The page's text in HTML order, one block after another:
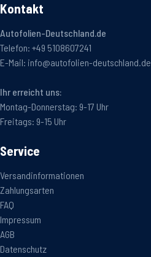
Kontakt
Autofolien-Deutschland.de
Telefon: +49 5108607241
E-Mail: info@autofolien-deutschland.de
Ihr erreicht uns:
Montag-Donnerstag: 9-17 Uhr
Freitags: 9-15 Uhr
Service
Versandinformationen
Zahlungsarten
FAQ
Impressum
AGB
Datenschutz